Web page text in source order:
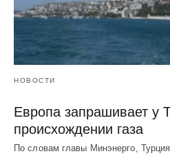
НОВОСТИ
Европа запрашивает у
происхождении газа
По словам главы Минэнерго,